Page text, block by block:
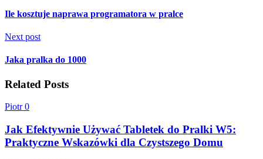
Ile kosztuje naprawa programatora w pralce
Next post
Jaka pralka do 1000
Related Posts
Piotr0
Jak Efektywnie Używać Tabletek do Pralki W5:
Praktyczne Wskazówki dla Czystszego Domu